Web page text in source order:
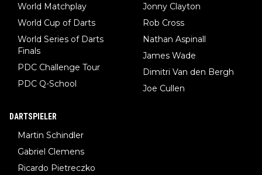
World Matchplay
World Cup of Darts
World Series of Darts
Finals
PDC Challenge Tour
PDC Q-School
Jonny Clayton
Rob Cross
Nathan Aspinall
James Wade
Dimitri Van den Bergh
Joe Cullen
DARTSPIELER
Martin Schindler
Gabriel Clemens
Ricardo Pietreczko